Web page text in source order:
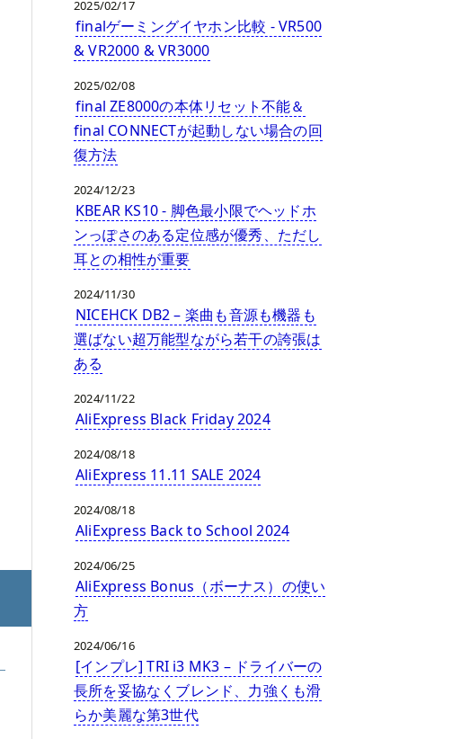
2025/02/17
finalゲーミングイヤホン比較 - VR500
& VR2000 & VR3000
2025/02/08
final ZE8000の本体リセット不能＆
final CONNECTが起動しない場合の回
復方法
2024/12/23
KBEAR KS10 - 脚色最小限でヘッドホ
ンっぽさのある定位感が優秀、ただし
耳との相性が重要
2024/11/30
NICEHCK DB2 – 楽曲も音源も機器も
選ばない超万能型ながら若干の誇張は
ある
2024/11/22
AliExpress Black Friday 2024
2024/08/18
AliExpress 11.11 SALE 2024
2024/08/18
AliExpress Back to School 2024
2024/06/25
AliExpress Bonus（ボーナス）の使い
方
2024/06/16
[インプレ] TRI i3 MK3 – ドライバーの
長所を妥協なくブレンド、力強くも滑
らか美麗な第3世代